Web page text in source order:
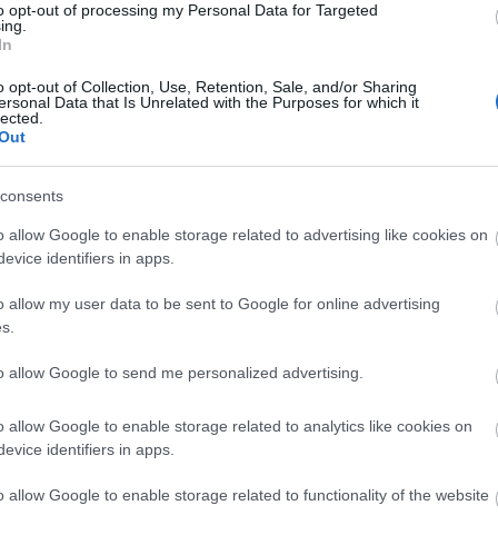
opt-out of processing my Personal Data for Targeted
opt-out of Collection, Use, Retention, Sale, and/or Sharing
Data that Is Unrelated with the Purposes for which it
allow Google to enable storage related to advertising like cookies on
identifiers in apps.
allow my user data to be sent to Google for online advertising
allow Google to send me personalized advertising.
allow Google to enable storage related to analytics like cookies on
identifiers in apps.
allow Google to enable storage related to functionality of the website
στο δεύτερο ημίχρονο με την επίθεση από
γίναμε για μια ακόμη φορά μάρτυρες ενός τέτοιου
ξυλοκοπήθηκαν και το καταγγέλω δημόσια. Δεν
τραμπούκοι και να ξυλοκοπούν όποιον